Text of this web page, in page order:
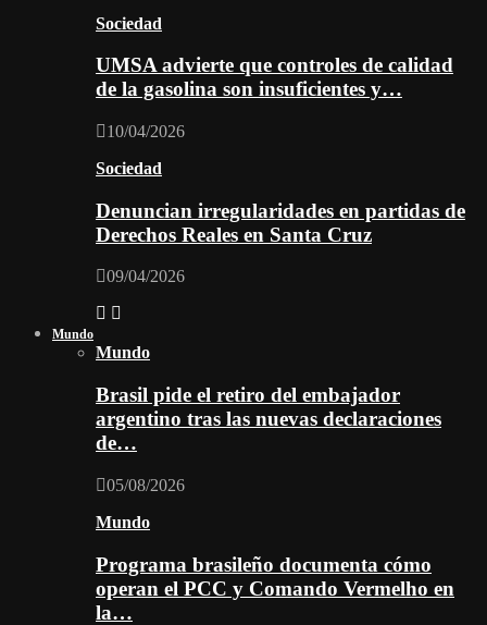
Sociedad
UMSA advierte que controles de calidad
de la gasolina son insuficientes y…
10/04/2026
Sociedad
Denuncian irregularidades en partidas de
Derechos Reales en Santa Cruz
09/04/2026
Mundo
Mundo
Brasil pide el retiro del embajador
argentino tras las nuevas declaraciones
de…
05/08/2026
Mundo
Programa brasileño documenta cómo
operan el PCC y Comando Vermelho en
la…